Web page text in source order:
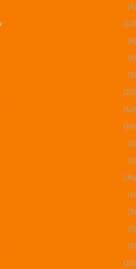
(4)
(17)
(6)
(4)
(3)
(10)
(12)
(16)
(1)
(1)
(30)
(1)
(3)
(9)
(3)
(10)